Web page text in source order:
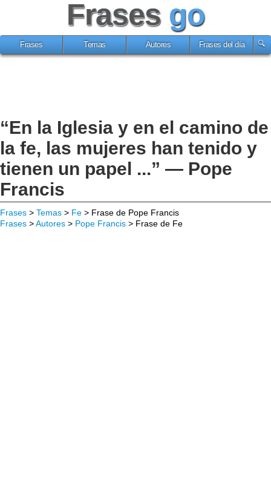
Frases go
Frases Temas Autores Frases del día
“En la Iglesia y en el camino de
la fe, las mujeres han tenido y
tienen un papel ...” — Pope
Francis
Frases > Temas > Fe > Frase de Pope Francis
Frases >Autores > Pope Francis > Frase de Fe